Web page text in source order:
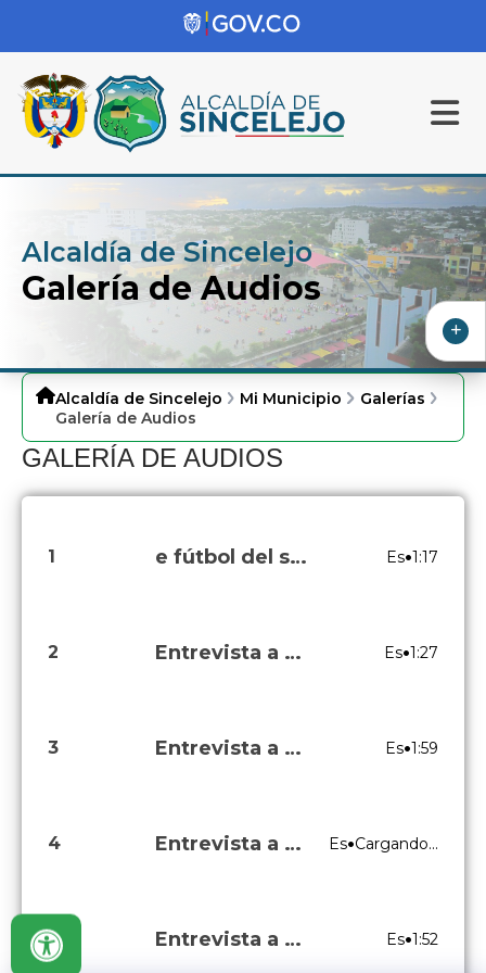
Alcaldía de Sincelejo
Galería de Audios
Alcaldía de Sincelejo Mi Municipio
Galerías
Galería de Audios
GALERÍA DE AUDIOS
1 e fútbol del sur-Plan Piloto Barras Bravas Es•1:17
2 Entrevista a Jorge Herrera Betín, Secretario de Desarrollo y Obras Públicas Es•1:27
3 Entrevista a Fabio Araque de Ávila, Gerente de Aguas de la Sabana SA ESP Es•1:59
4 Entrevista a Daniel Esquivel, comandante del Cuerpo de Bomberos-Informe de Incendios Es•Cargando...
5 Entrevista a Fabián Pérez Pérez, Secretario General-Resultados de Operativos Es•1:52